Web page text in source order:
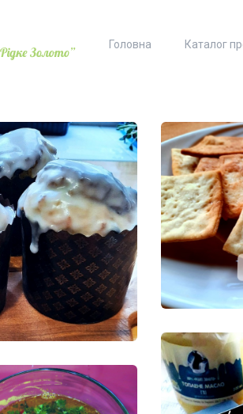
Головна Каталог
ВІДЕО